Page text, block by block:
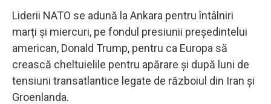
Liderii NATO se adună la Ankara pentru întâlniri
marți și miercuri, pe fondul presiunii președintelui
american, Donald Trump, pentru ca Europa să
crească cheltuielile pentru apărare și după luni de
tensiuni transatlantice legate de războiul din Iran și
Groenlanda.